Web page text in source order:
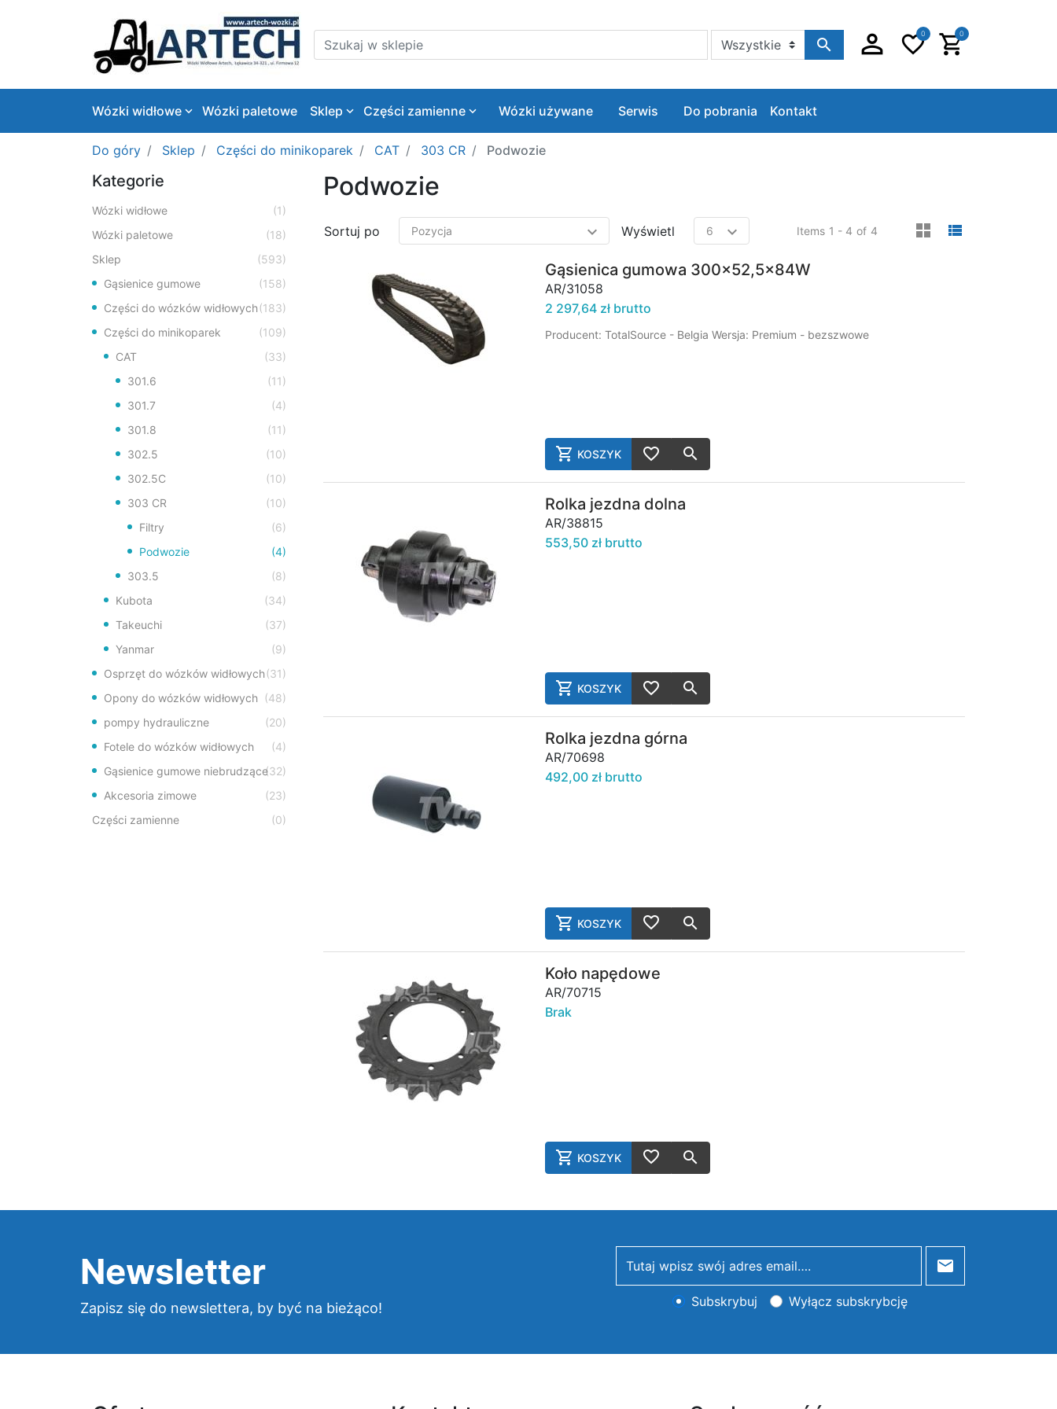
Szukaj w sklepie
Szukaj w sklepie
0 0
Wózki widłowe Wózki paletowe Sklep Części zamienne Wózki używane Serwis Do pobrania Kontakt
Do góry Sklep Części do minikoparek CAT 303 CR Podwozie
Kategorie
Wózki widłowe
(1)
Wózki paletowe
(18)
Sklep
(593)
Gąsienice gumowe
(158)
Części do wózków widłowych(183)
Części do minikoparek
(109)
CAT
(33)
301.6
(11)
301.7
(4)
301.8
(11)
302.5
(10)
302.5C
(10)
303 CR
(10)
Filtry
(6)
Podwozie
(4)
303.5
(8)
Kubota
(34)
Takeuchi
(37)
Yanmar
(9)
Osprzęt do wózków widłowych(31)
Opony do wózków widłowych (48)
pompy hydrauliczne
(20)
Fotele do wózków widłowych
(4)
Gąsienice gumowe niebrudzące(32)
Akcesoria zimowe
(23)
Części zamienne
(0)
Podwozie
Sortuj po Items 1 - 4 of 4
Wyświetl viewmode
Gąsienica gumowa 300x52,5x84W
AR/31058
2 297,64 zł brutto
Producent: TotalSource - Belgia Wersja: Premium - bezszwowe
KOSZYK
AddToCart
AddToWishlist
Rolka jezdna dolna
AR/38815
553,50 zł brutto
KOSZYK
AddToCart
AddToWishlist
Rolka jezdna górna
AR/70698
492,00 zł brutto
KOSZYK
AddToCart
AddToWishlist
Koło napędowe
AR/70715
Brak
KOSZYK
AddToCart
AddToWishlist
Newsletter
Zapisz się do newslettera, by być na bieżąco!
newsletter
Subskrybuj Wyłącz subskrybcję